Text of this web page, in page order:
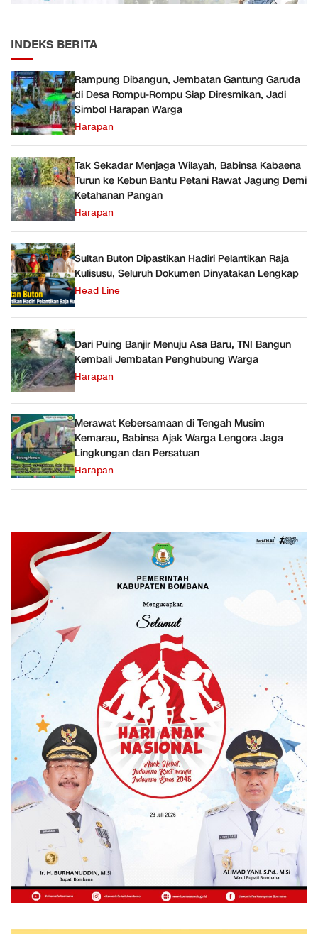
INDEKS BERITA
Rampung Dibangun, Jembatan Gantung Garuda
di Desa Rompu-Rompu Siap Diresmikan, Jadi
Simbol Harapan Warga
Harapan
Tak Sekadar Menjaga Wilayah, Babinsa Kabaena
Turun ke Kebun Bantu Petani Rawat Jagung Demi
Ketahanan Pangan
Harapan
Sultan Buton Dipastikan Hadiri Pelantikan Raja
Kulisusu, Seluruh Dokumen Dinyatakan Lengkap
Head Line
Dari Puing Banjir Menuju Asa Baru, TNI Bangun
Kembali Jembatan Penghubung Warga
Harapan
Merawat Kebersamaan di Tengah Musim
Kemarau, Babinsa Ajak Warga Lengora Jaga
Lingkungan dan Persatuan
Harapan